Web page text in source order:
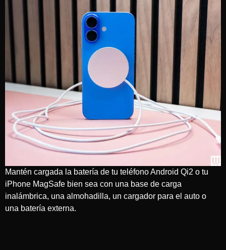
Mantén cargada la batería de tu teléfono Android Qi2 o tu
iPhone MagSafe bien sea con una base de carga
inalámbrica, una almohadilla, un cargador para el auto o
una batería externa.